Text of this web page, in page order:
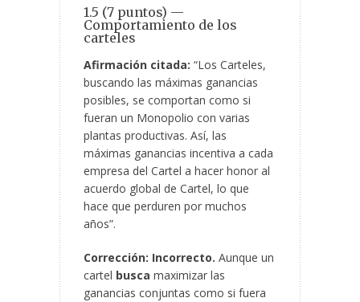
1.5 (7 puntos) —
Comportamiento de los
carteles
Afirmación citada: “Los Carteles,
buscando las máximas ganancias
posibles, se comportan como si
fueran un Monopolio con varias
plantas productivas. Así, las
máximas ganancias incentiva a cada
empresa del Cartel a hacer honor al
acuerdo global de Cartel, lo que
hace que perduren por muchos
años”.
Corrección: Incorrecto. Aunque un
cartel busca maximizar las
ganancias conjuntas como si fuera